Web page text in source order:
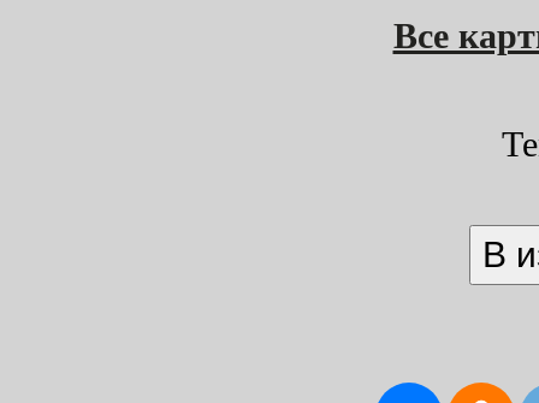
Все